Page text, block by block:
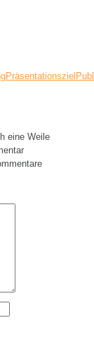
Präsentationsziel
eine Weile